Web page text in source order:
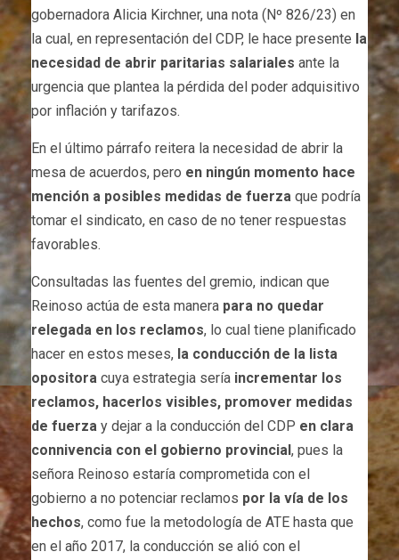
gobernadora Alicia Kirchner, una nota (Nº 826/23) en
la cual, en representación del CDP, le hace presente la
necesidad de abrir paritarias salariales ante la
urgencia que plantea la pérdida del poder adquisitivo
por inflación y tarifazos.
En el último párrafo reitera la necesidad de abrir la
mesa de acuerdos, pero en ningún momento hace
mención a posibles medidas de fuerza que podría
tomar el sindicato, en caso de no tener respuestas
favorables.
Consultadas las fuentes del gremio, indican que
Reinoso actúa de esta manera para no quedar
relegada en los reclamos, lo cual tiene planificado
hacer en estos meses, la conducción de la lista
opositora cuya estrategia sería incrementar los
reclamos, hacerlos visibles, promover medidas
de fuerza y dejar a la conducción del CDP en clara
connivencia con el gobierno provincial, pues la
señora Reinoso estaría comprometida con el
gobierno a no potenciar reclamos por la vía de los
hechos, como fue la metodología de ATE hasta que
en el año 2017, la conducción se alió con el